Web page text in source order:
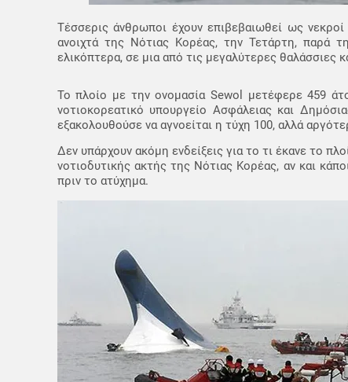
Τέσσερις άνθρωποι έχουν επιβεβαιωθεί ως
ανοιχτά της Νότιας Κορέας, την Τετάρτη, παρά
ελικόπτερα, σε μια από τις μεγαλύτερες θαλάσσιες
Το πλοίο με την ονομασία Sewol μετέφερε 459
νοτιοκορεατικό υπουργείο Ασφάλειας και
εξακολουθούσε να αγνοείται η τύχη 100, αλλά
Δεν υπάρχουν ακόμη ενδείξεις για το τι έκανε το
νοτιοδυτικής ακτής της Νότιας Κορέας, αν και
πριν το ατύχημα.